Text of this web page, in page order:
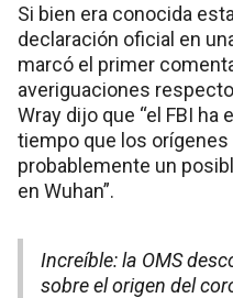
Si bien era conocida
declaración oficial en
marcó el primer
averiguaciones
Wray dijo que “el FBI ha
tiempo que los orígenes
probablemente un
en Wuhan”.
Increíble: la OMS
sobre el origen del